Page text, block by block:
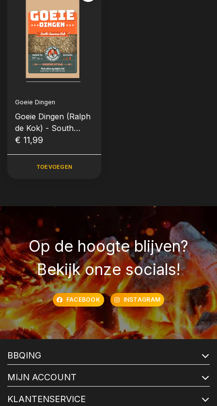
Goeie Dingen
Goeie Dingen (Ralph
de Kok) - South
American Rub (125
€ 11,99
TOEVOEGEN
Op de hoogte blijven?
Bekijk onze socials!
FACEBOOK INSTAGRAM
BBQING
MIJN ACCOUNT
KLANTENSERVICE